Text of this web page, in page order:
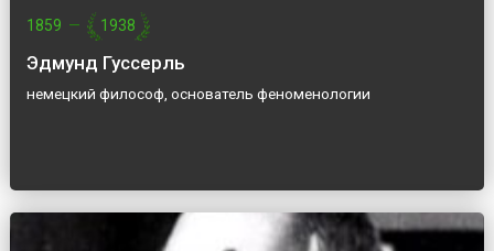
1859 — 1938
Эдмунд Гуссерль
немецкий философ, основатель феноменологии